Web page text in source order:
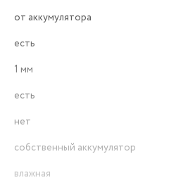
от аккумулятора
есть
1 мм
есть
нет
собственный аккумулятор
влажная